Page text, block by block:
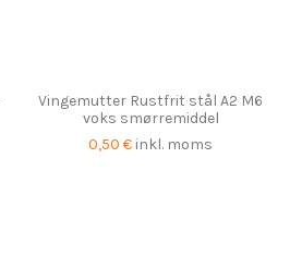
Vingemutter Rustfrit stål A2 M6
voks smørremiddel
0,50 € inkl. moms